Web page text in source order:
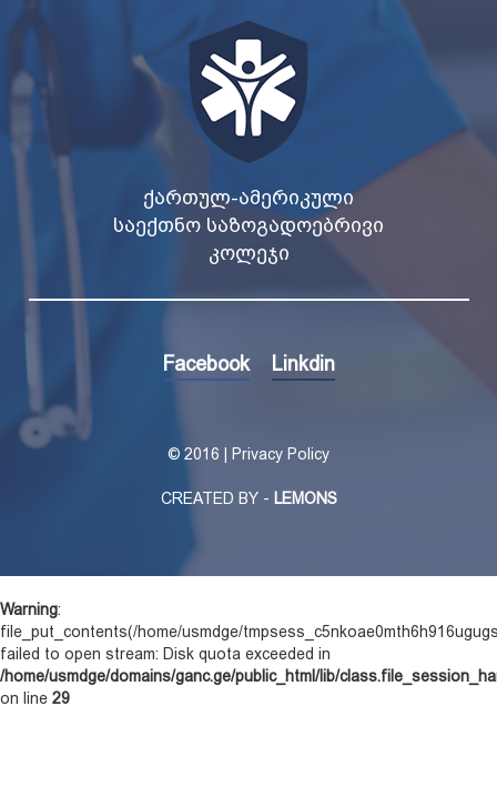
ᲥᲐᲠᲗᲣᲚ-ᲐᲛᲔᲠᲘᲙᲣᲚᲘ
ᲡᲐᲔᲥᲗᲜᲝ ᲡᲐᲖᲝᲒᲐᲓᲝᲔᲑᲠᲘᲕᲘ
ᲙᲝᲚᲔᲯᲘ
Facebook Linkdin
© 2016 | Privacy Policy
CREATED BY - LEMONS
Warning:
file_put_contents(/home/usmdge/
failed to open stream: Disk quota exceeded in
/home/usmdge/domains/ganc.ge/public_html/lib/
on line 29